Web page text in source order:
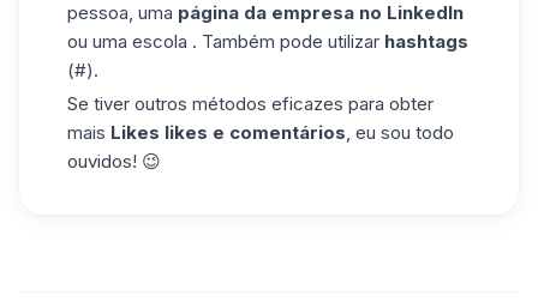
pessoa, uma página da empresa no LinkedIn
ou uma escola . Também pode utilizar hashtags
(#).
Se tiver outros métodos eficazes para obter
mais Likes likes e comentários, eu sou todo
ouvidos! 😉